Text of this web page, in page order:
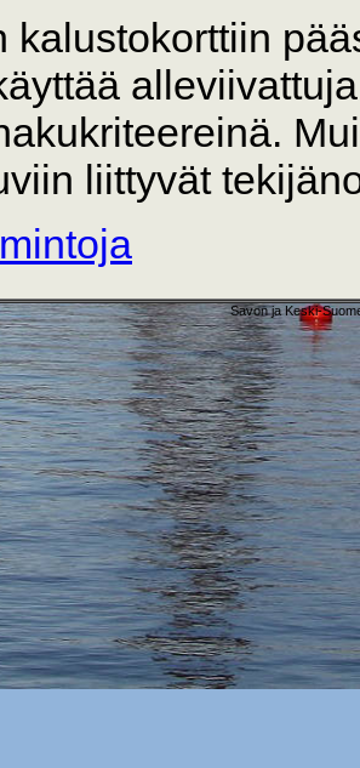
kalustokorttiin
liittyvät
Savon ja Keski-